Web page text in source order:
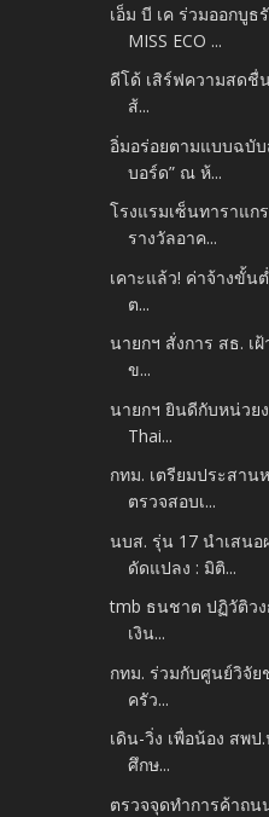
เอ็ม บี เค ร่วมออกบู
MISS ECO ...
ดีโด้ เสิร์ฟความสดชื่
ส้...
อิ่มอร่อยตามแบบฉบั
บอร์ด” ณ ห้...
โรงแรมเซ็นทาราแก
รางวัลอาค...
เคาะแล้ว! ค่าจ้างขั้
ต...
นายกฯ สั่งการ สธ. เ
ข...
นายกฯ ยินดีกับหน่วย
Thai...
กทม. เตรียมประสาน
ตรวจสอบเ...
นบส. รุ่น 17 นำเสน
ดัดแปลง : มิติ...
tmb ธนชาต ปฏิวัติวง
เงิน...
กทม. ร่วมกับศูนย์วิจั
ครัว...
เดิน-วิ่ง เพื่อน้อง สพ
ศึกษ...
ตรวจจุดทำการค้าถ